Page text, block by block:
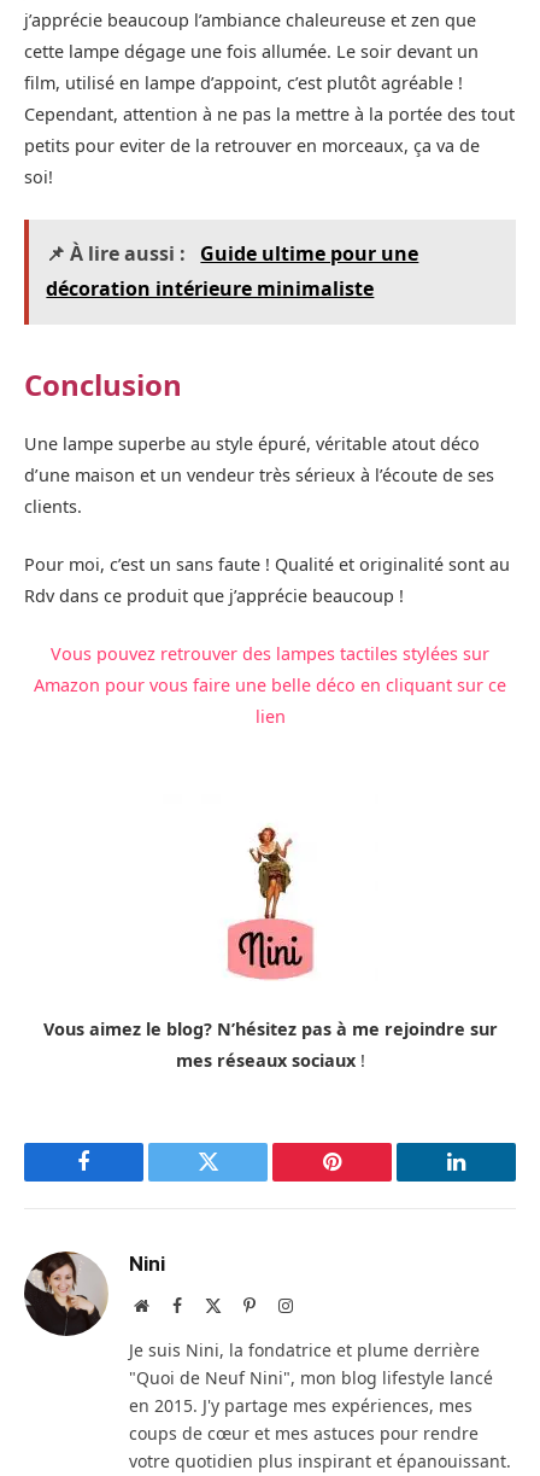
j’apprécie beaucoup l’ambiance chaleureuse et zen que
cette lampe dégage une fois allumée. Le soir devant un
film, utilisé en lampe d’appoint, c’est plutôt agréable !
Cependant, attention à ne pas la mettre à la portée des tout
petits pour eviter de la retrouver en morceaux, ça va de
soi!
📌 À lire aussi :
Guide ultime pour une
décoration intérieure minimaliste
Conclusion
Une lampe superbe au style épuré, véritable atout déco
d’une maison et un vendeur très sérieux à l’écoute de ses
clients.
Pour moi, c’est un sans faute ! Qualité et originalité sont au
Rdv dans ce produit que j’apprécie beaucoup !
Vous pouvez retrouver des lampes tactiles stylées sur
Amazon pour vous faire une belle déco en cliquant sur ce
lien
Vous aimez le blog? N’hésitez pas à me rejoindre sur
mes réseaux sociaux !
Facebook Twitter Pinterest LinkedIn
Nini
Site Facebook PinterestInstagram
Je suis Nini, la fondatrice et plume derrière
"Quoi de Neuf Nini", mon blog lifestyle lancé
en 2015. J'y partage mes expériences, mes
coups de cœur et mes astuces pour rendre
votre quotidien plus inspirant et épanouissant.